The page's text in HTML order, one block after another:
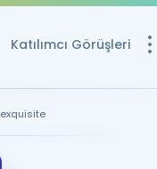
Katılımcı Görüşleri
exquisite